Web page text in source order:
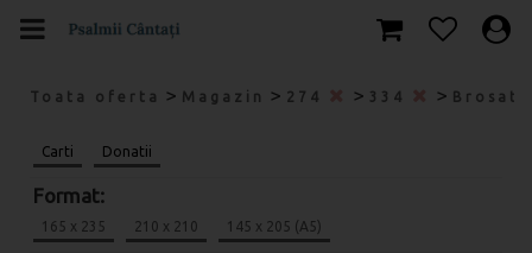
Toata oferta > Magazin > 274 > 334 >
Carti Donatii
Format:
165 x 235 210 x 210 145 x 205 (A5)